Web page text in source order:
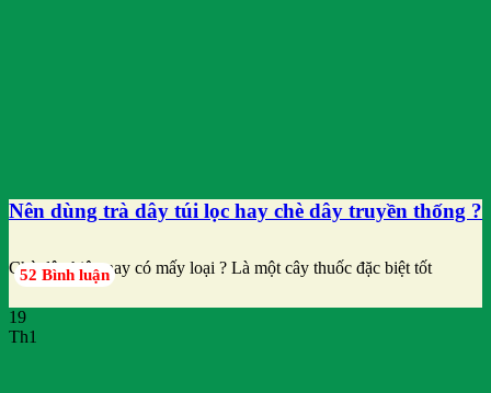
Nên dùng trà dây túi lọc hay chè dây truyền thống ?
Chè dây hiện nay có mấy loại ? Là một cây thuốc đặc biệt tốt
52 Bình luận
19
Th1